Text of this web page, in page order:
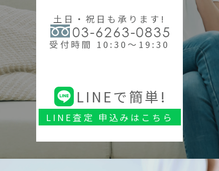
土日・祝日も承ります!
03-6263-0835
受付時間 10:30～19:30
LINEで簡単!
LINE査定 申込みはこちら